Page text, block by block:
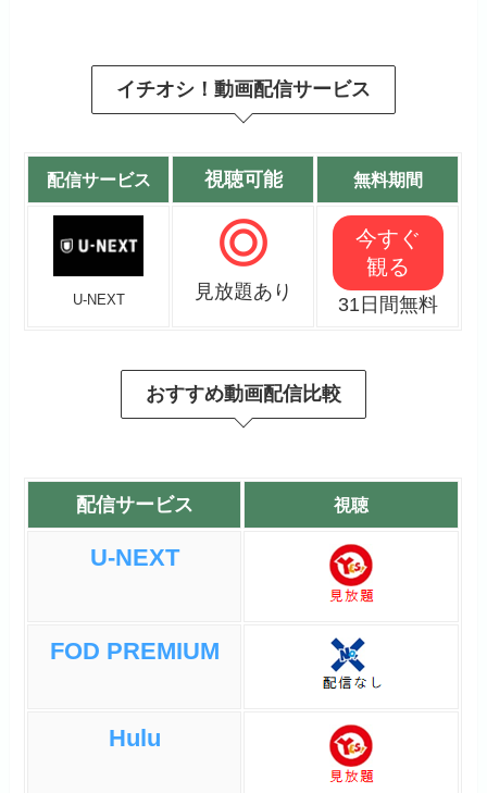
イチオシ！動画配信サービス
配信サービス 視聴可能 無料期間
U-NEXT 見放題あり
今すぐ
観る
31日間無料
おすすめ動画配信比較
配信サービス 視聴
U-NEXT
FOD PREMIUM
Hulu